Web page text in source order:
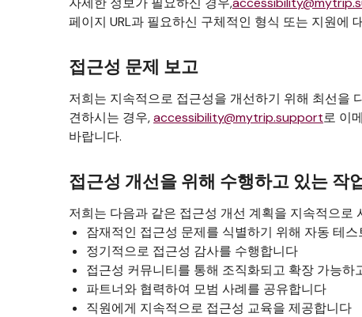
페이지 URL과 필요하신 구체적인 형식 또는 지원에
접근성 문제 보고
저희는 지속적으로 접근성을 개선하기 위해 최선을
견하시는 경우,accessibility@mytrip.support로 이
바랍니다.
접근성 개선을 위해 수행하고 있는 작
저희는 다음과 같은 접근성 개선 계획을 지속적으로
잠재적인 접근성 문제를 식별하기 위해 자동 테
정기적으로 접근성 감사를 수행합니다
접근성 커뮤니티를 통해 조직화되고 확장 가능
파트너와 협력하여 모범 사례를 공유합니다
직원에게 지속적으로 접근성 교육을 제공합니다